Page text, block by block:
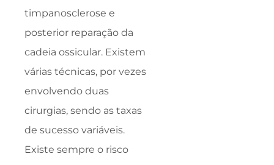
timpanosclerose e
posterior reparação da
cadeia ossicular. Existem
várias técnicas, por vezes
envolvendo duas
cirurgias, sendo as taxas
de sucesso variáveis.
Existe sempre o risco